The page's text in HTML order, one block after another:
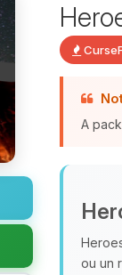
A
ou un